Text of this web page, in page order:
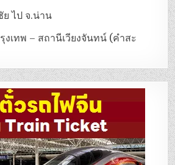
ย ไป จ.น่าน
งเทพ – สถานีเวียงจันทน์ (คำสะ